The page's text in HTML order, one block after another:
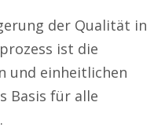
der Qualität in
ist die
und einheitlichen
Basis für alle